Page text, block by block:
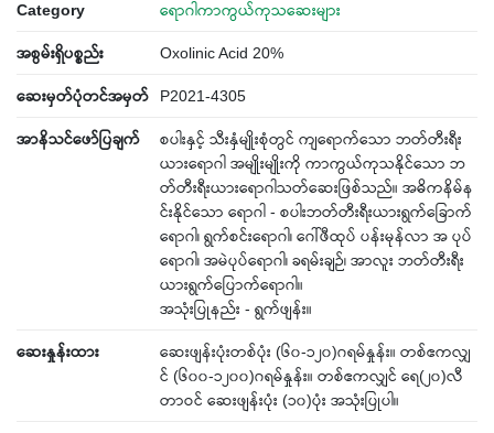
Category ရောဂါကာကွယ်ကုသဆေးများ
အစွမ်းရှိပစ္စည်း Oxolinic Acid 20%
ဆေးမှတ်ပုံတင်အမှတ် P2021-4305
အာနိသင်ဖော်ပြချက်
စပါးနှင့် သီးနှံမျိုးစုံတွင် ကျရောက်သော ဘတ်တီးရီး
ယားရောဂါ အမျိုးမျိုးကို ကာကွယ်ကုသနိုင်သော ဘ
တ်တီးရီးယားရောဂါသတ်ဆေးဖြစ်သည်။ အဓိကနိမ်န
င်းနိုင်သော ရောဂါ - စပါးဘတ်တီးရီးယားရွက်ခြောက်
ရောဂါ၊ ရွက်စင်းရောဂါ၊ ဂေါ်ဖီထုပ် ပန်းမုန်လာ အ ပုပ်
ရောဂါ၊ အမဲပုပ်ရောဂါ၊ ခရမ်းချဉ်၊ အာလူး ဘတ်တီးရီး
ယားရွက်ပြောက်ရောဂါ။
အသုံးပြုနည်း - ရွက်ဖျန်း။
ဆေးနှုန်းထား
ဆေးဖျန်းပုံးတစ်ပုံး (၆၀-၁၂၀)ဂရမ်နှုန်း။ တစ်ဧကလျှ
င် (၆၀၀-၁၂၀၀)ဂရမ်နှုန်း။ တစ်ဧကလျှင် ရေ(၂၀)လီ
တာဝင် ဆေးဖျန်းပုံး (၁၀)ပုံး အသုံးပြုပါ။